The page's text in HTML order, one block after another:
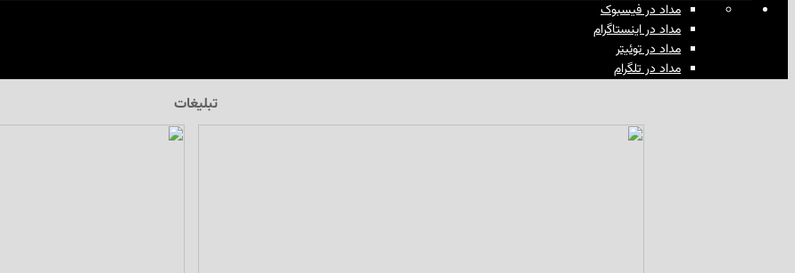
مداد در فیسبوک
مداد در اینستاگرام
مداد در توئیتر
مداد در تلگرام
تبلیغات